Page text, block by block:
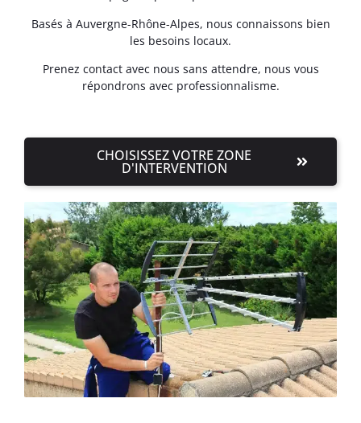
Basés à Auvergne-Rhône-Alpes, nous connaissons bien
les besoins locaux.
Prenez contact avec nous sans attendre, nous vous
répondrons avec professionnalisme.
CHOISISSEZ VOTRE ZONE
D'INTERVENTION